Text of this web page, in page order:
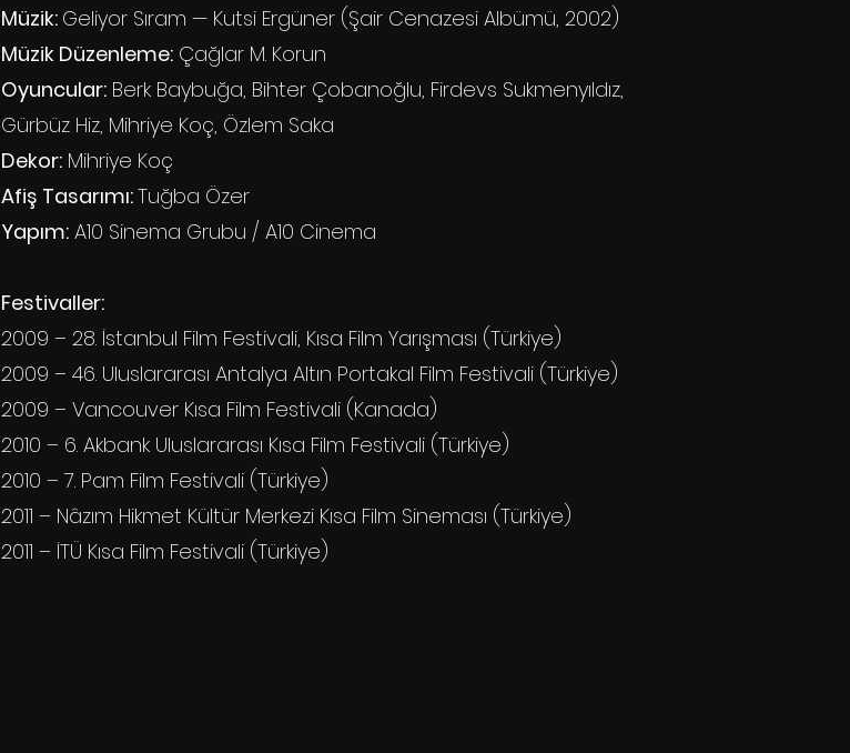
Müzik: Geliyor Sıram — Kutsi Ergüner (Şair Cenazesi Albümü, 2002)
Müzik Düzenleme: Çağlar M. Korun
Oyuncular: Berk Baybuğa, Bihter Çobanoğlu, Firdevs Sukmenyıldız,
Gürbüz Hiz, Mihriye Koç, Özlem Saka
Dekor: Mihriye Koç
Afiş Tasarımı:Tuğba Özer
Yapım: A10 Sinema Grubu / A10 Cinema
Festivaller:
2009 – 28. İstanbul Film Festivali, Kısa Film Yarışması (Türkiye)
2009 – 46. Uluslararası Antalya Altın Portakal Film Festivali (Türkiye)
2009 – Vancouver Kısa Film Festivali (Kanada)
2010 – 6. Akbank Uluslararası Kısa Film Festivali (Türkiye)
2010 – 7. Pam Film Festivali (Türkiye)
2011 – Nâzım Hikmet Kültür Merkezi Kısa Film Sineması (Türkiye)
2011 – İTÜ Kısa Film Festivali (Türkiye)